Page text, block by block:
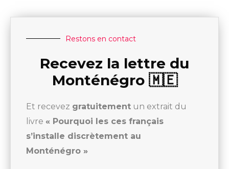
Restons en contact
Recevez la lettre du
Monténégro 🇲🇪
Et recevez gratuitement un extrait du
livre « Pourquoi les ces français
s’installe discrètement au
Monténégro »